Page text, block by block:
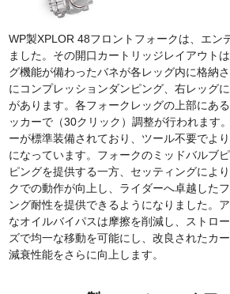
WP製XPLOR 48フロントフォークは、エン
ました。その開口カートリッジレイアウト
グ機能が備わったバネが各レッグ内に格納
にコンプレッションダンピング、右レッグ
があります。各フォークレッグの上部にあ
ッカーで（30クリック）調整が行われます
ーが標準装備されており、ツール不要でよ
になっています。フォークのミッドバルブ
ピングを提供する一方、セッティングによ
クでの動作が向上し、ライダーへ卓越した
ング耐性を提供できるようになりました。
なオイルバイパスは摩擦を削減し、ストロ
ズで均一な移動を可能にし、改良されたカ
減衰性能をさらに向上します。